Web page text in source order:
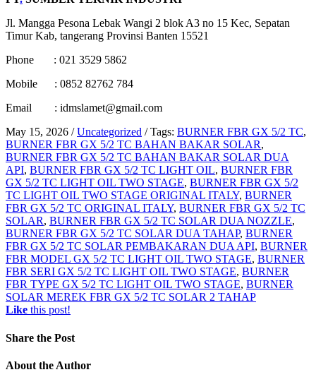
Jl. Mangga Pesona Lebak Wangi 2 blok A3 no 15 Kec, Sepatan
Timur Kab, tangerang Provinsi Banten 15521
Phone : 021 3529 5862
Mobile : 0852 82762 784
Email : idmslamet@gmail.com
May 15, 2026 / Uncategorized / Tags: BURNER FBR GX 5/2 TC,
BURNER FBR GX 5/2 TC BAHAN BAKAR SOLAR,
BURNER FBR GX 5/2 TC BAHAN BAKAR SOLAR DUA
API, BURNER FBR GX 5/2 TC LIGHT OIL, BURNER FBR
GX 5/2 TC LIGHT OIL TWO STAGE, BURNER FBR GX 5/2
TC LIGHT OIL TWO STAGE ORIGINAL ITALY, BURNER
FBR GX 5/2 TC ORIGINAL ITALY, BURNER FBR GX 5/2 TC
SOLAR, BURNER FBR GX 5/2 TC SOLAR DUA NOZZLE,
BURNER FBR GX 5/2 TC SOLAR DUA TAHAP, BURNER
FBR GX 5/2 TC SOLAR PEMBAKARAN DUA API, BURNER
FBR MODEL GX 5/2 TC LIGHT OIL TWO STAGE, BURNER
FBR SERI GX 5/2 TC LIGHT OIL TWO STAGE, BURNER
FBR TYPE GX 5/2 TC LIGHT OIL TWO STAGE, BURNER
SOLAR MEREK FBR GX 5/2 TC SOLAR 2 TAHAP
Like this post!
Share the Post
About the Author